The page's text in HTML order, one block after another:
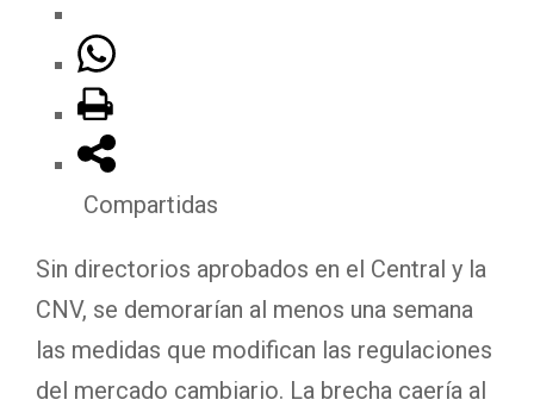
Compartidas
Sin directorios aprobados en el Central y la
CNV, se demorarían al menos una semana
las medidas que modifican las regulaciones
del mercado cambiario. La brecha caería al